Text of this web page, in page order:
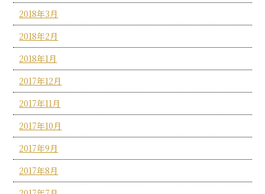
2018年3月
2018年2月
2018年1月
2017年12月
2017年11月
2017年10月
2017年9月
2017年8月